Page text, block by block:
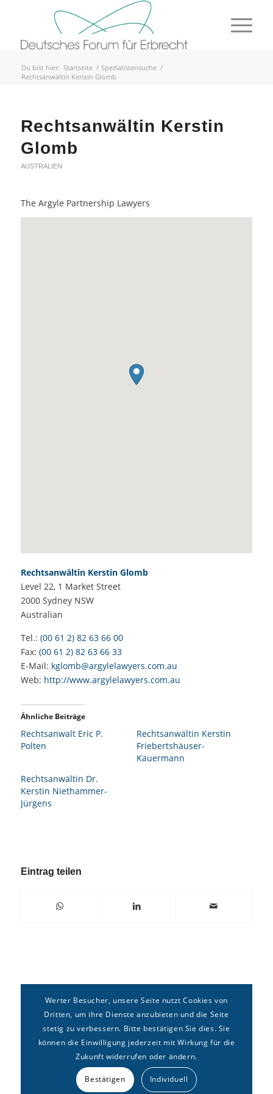
Du bist hier: Startseite / Spezialistensuche /
Rechtsanwältin Kerstin Glomb
Rechtsanwältin Kerstin
Glomb
AUSTRALIEN
The Argyle Partnership Lawyers
Rechtsanwältin Kerstin Glomb
Level 22, 1 Market Street
2000 Sydney NSW
Australian
Tel.: (00 61 2) 82 63 66 00
Fax: (00 61 2) 82 63 66 33
E-Mail: kglomb@argylelawyers.com.au
Web: http://www.argylelawyers.com.au
Ähnliche Beiträge
Rechtsanwalt Eric P.
Polten
Rechtsanwältin Kerstin
Friebertshäuser-
Kauermann
Rechtsanwältin Dr.
Kerstin Niethammer-
Jürgens
Eintrag teilen
Copyright © Deutsches Forum fürErbrechte.V. –
Impressum|Datenschutz|Sitemap
Werter Besucher, unsere Seite nutzt Cookies von
Dritten, um ihre Dienste anzubieten und die Seite
stetig zu verbessern. Bitte bestätigen Sie dies. Sie
können die Einwilligung jederzeit mit Wirkung für die
Zukunft widerrufen oder ändern.
Bestätigen Individuell